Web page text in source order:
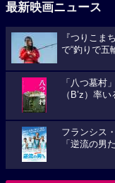
最新映画ニュース
『つりこま
で“釣りで五
「八つ墓村
（B’z）率
フランシス
「逆流の男